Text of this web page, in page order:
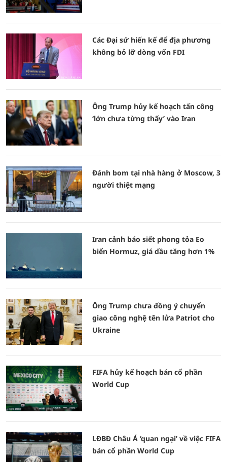
Các Đại sứ hiến kế để địa phương
không bỏ lỡ dòng vốn FDI
Ông Trump hủy kế hoạch tấn công
‘lớn chưa từng thấy’ vào Iran
Đánh bom tại nhà hàng ở Moscow, 3
người thiệt mạng
Iran cảnh báo siết phong tỏa Eo
biển Hormuz, giá dầu tăng hơn 1%
Ông Trump chưa đồng ý chuyển
giao công nghệ tên lửa Patriot cho
Ukraine
FIFA hủy kế hoạch bán cổ phần
World Cup
LĐBĐ Châu Á ‘quan ngại’ về việc FIFA
bán cổ phần World Cup